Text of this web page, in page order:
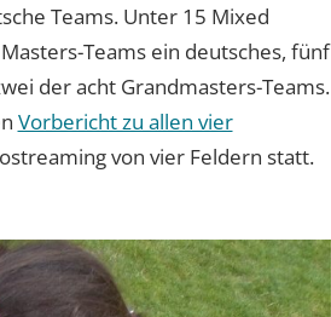
Teams. Unter 15 Mixed
Teams ein deutsches, fünf
der acht Grandmasters-Teams.
Vorbericht zu allen vier
von vier Feldern statt.